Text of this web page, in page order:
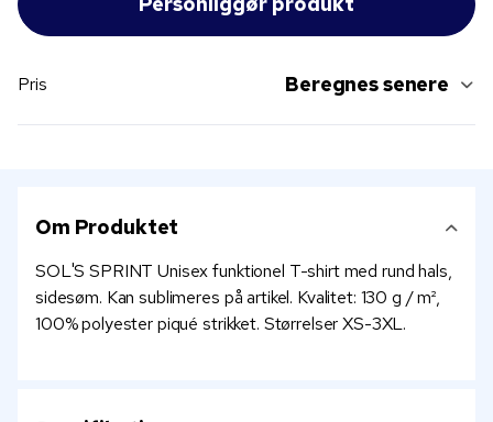
Pris Beregnes senere
Om Produktet
SOL'S SPRINT Unisex funktionel T-shirt med rund hals,
sidesøm. Kan sublimeres på artikel. Kvalitet: 130 g / m²,
100% polyester piqué strikket. Størrelser XS-3XL.